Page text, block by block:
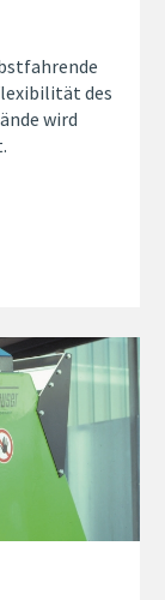
des
wird